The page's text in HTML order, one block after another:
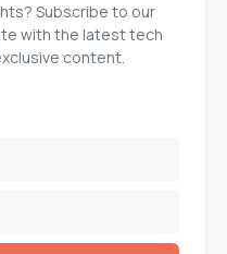
Subscribe to our
with the latest tech
content.